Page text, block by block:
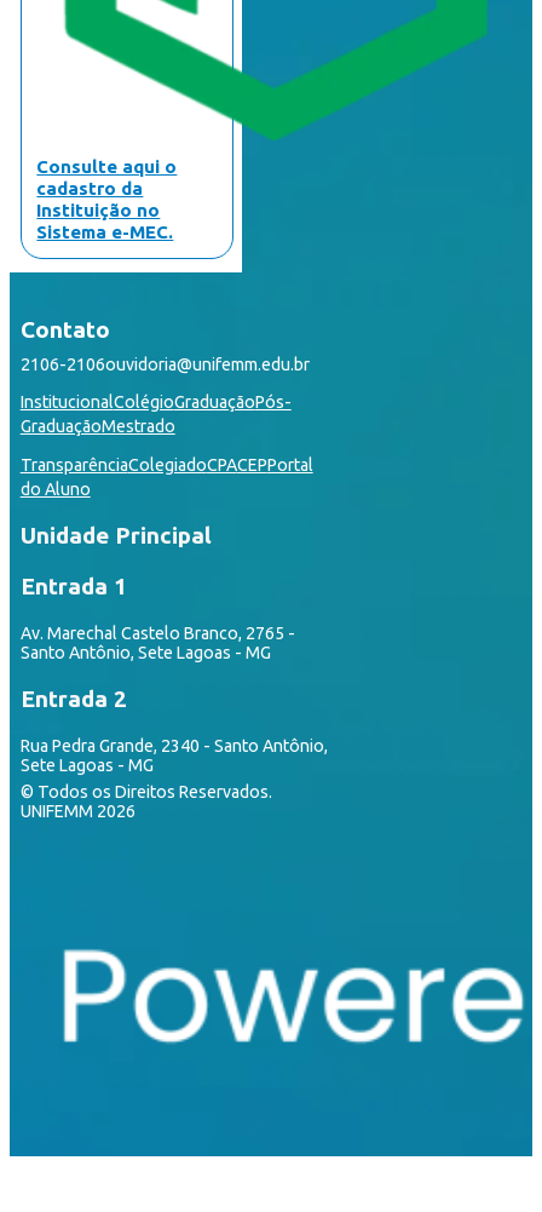
Consulte aqui o
cadastro da
Instituição no
Sistema e-MEC.
Contato
2106-2106ouvidoria@unifemm.edu.br
InstitucionalColégioGraduaçãoPós-
GraduaçãoMestrado
TransparênciaColegiadoCPACEPPortal
do Aluno
Unidade Principal
Entrada 1
Av. Marechal Castelo Branco, 2765 -
Santo Antônio, Sete Lagoas - MG
Entrada 2
Rua Pedra Grande, 2340 - Santo Antônio,
Sete Lagoas - MG
© Todos os Direitos Reservados.
UNIFEMM 2026